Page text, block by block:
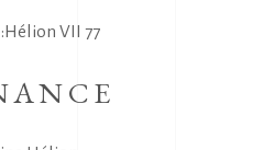
VII 77